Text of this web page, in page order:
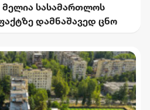
სასამართლოს
დამნაშავედ ცნო